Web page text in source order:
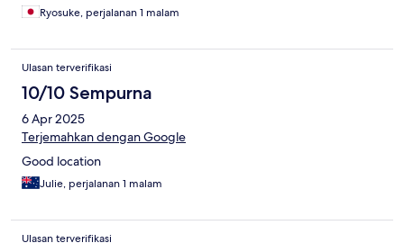
Ryosuke, perjalanan 1 malam
Ulasan terverifikasi
10/10 Sempurna
6 Apr 2025
Terjemahkan dengan Google
Good location
Julie, perjalanan 1 malam
Ulasan terverifikasi